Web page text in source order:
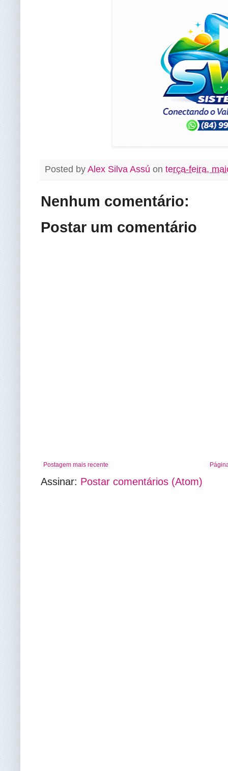
Posted by Alex Silva Assú on terça-feira,
Nenhum comentário:
Postar um comentário
Postagem mais recente
Assinar: Postar comentários (Atom)